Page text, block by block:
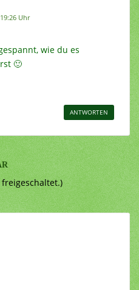
Uhr
wie du es
🙂
ANTWORTEN